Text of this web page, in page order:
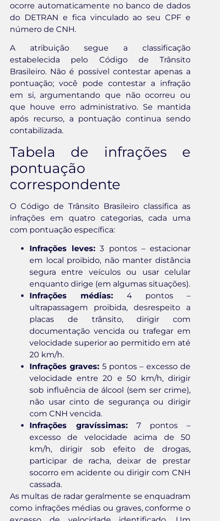
ocorre automaticamente no banco de dados
do DETRAN e fica vinculado ao seu CPF e
número de CNH.
A atribuição segue a classificação
estabelecida pelo Código de Trânsito
Brasileiro. Não é possível contestar apenas a
pontuação; você pode contestar a infração
em si, argumentando que não ocorreu ou
que houve erro administrativo. Se mantida
após recurso, a pontuação continua sendo
contabilizada.
Tabela de infrações e
pontuação
correspondente
O Código de Trânsito Brasileiro classifica as
infrações em quatro categorias, cada uma
com pontuação específica:
Infrações leves: 3 pontos – estacionar
em local proibido, não manter distância
segura entre veículos ou usar celular
enquanto dirige (em algumas situações).
Infrações médias: 4 pontos –
ultrapassagem proibida, desrespeito a
placas de trânsito, dirigir com
documentação vencida ou trafegar em
velocidade superior ao permitido em até
20 km/h.
Infrações graves: 5 pontos – excesso de
velocidade entre 20 e 50 km/h, dirigir
sob influência de álcool (sem ser crime),
não usar cinto de segurança ou dirigir
com CNH vencida.
Infrações gravíssimas: 7 pontos –
excesso de velocidade acima de 50
km/h, dirigir sob efeito de drogas,
participar de racha, deixar de prestar
socorro em acidente ou dirigir com CNH
cassada.
As multas de radar geralmente se enquadram
como infrações médias ou graves, conforme o